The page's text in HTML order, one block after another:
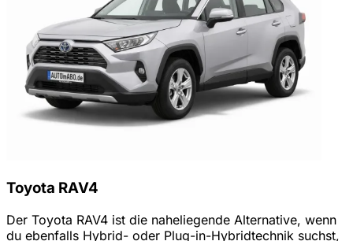
Toyota RAV4
Der Toyota RAV4 ist die naheliegende Alternative, wenn
du ebenfalls Hybrid- oder Plug-in-Hybridtechnik suchst,